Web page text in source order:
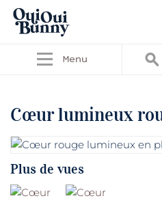
Menu
Cœur lumineux
Plus de vues